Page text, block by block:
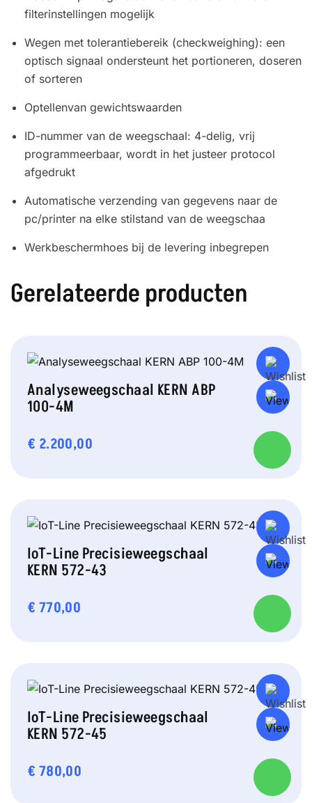
filterinstellingen mogelijk
Wegen met tolerantiebereik (checkweighing): een
optisch signaal ondersteunt het portioneren, doseren
of sorteren
Optellenvan gewichtswaarden
ID-nummer van de weegschaal: 4-delig, vrij
programmeerbaar, wordt in het justeer protocol
afgedrukt
Automatische verzending van gegevens naar de
pc/printer na elke stilstand van de weegschaa
Werkbeschermhoes bij de levering inbegrepen
Gerelateerde producten
Analyseweegschaal KERN ABP
100-4M
€ 2.200,00
IoT-Line Precisieweegschaal
KERN 572-43
€ 770,00
IoT-Line Precisieweegschaal
KERN 572-45
€ 780,00